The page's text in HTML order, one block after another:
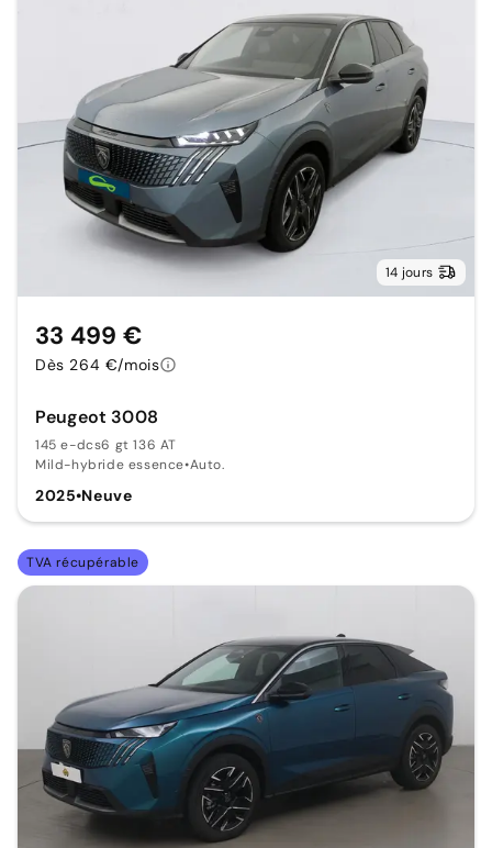
14 jours
Peugeot 3008
145 e-dcs6 gt 136 AT
Mild-hybride essence•Auto.
2025•Neuve
33 499 €
Dès 264 €/mois
TVA récupérable